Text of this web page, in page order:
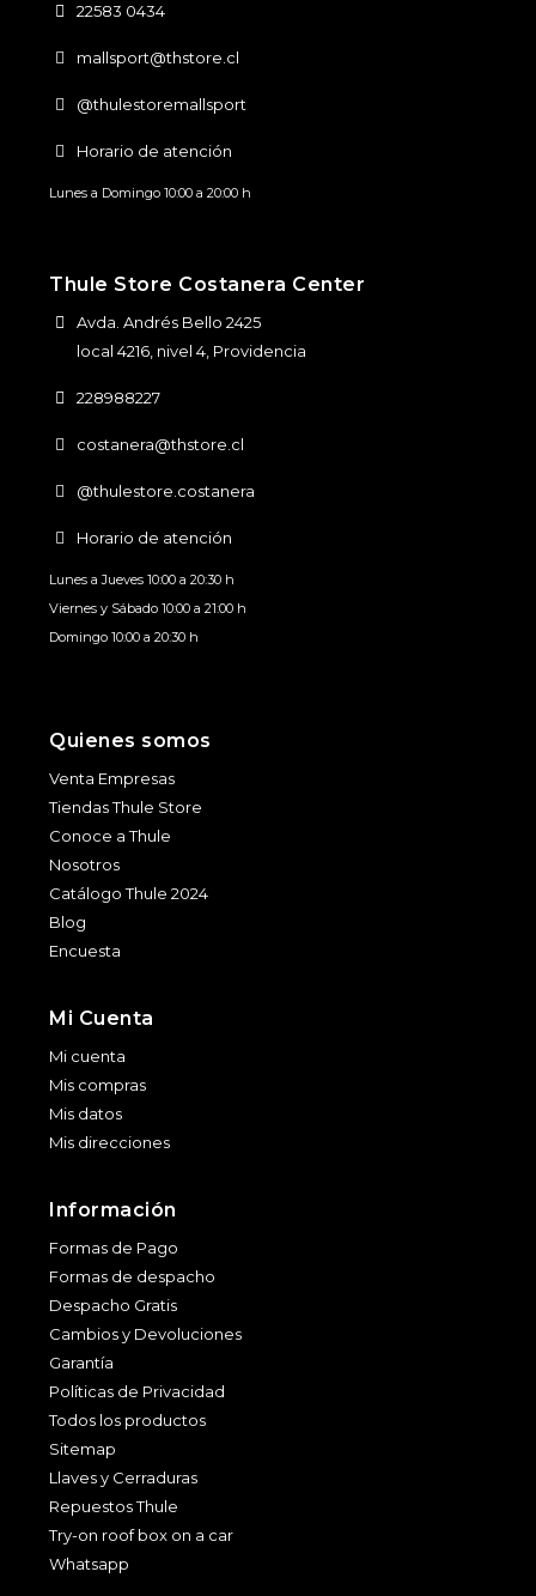
22583 0434
mallsport@thstore.cl
@thulestoremallsport
Horario de atención
Lunes a Domingo 10:00 a 20:00 h
Thule Store Costanera Center
Avda. Andrés Bello 2425
local 4216, nivel 4, Providencia
228988227
costanera@thstore.cl
@thulestore.costanera
Horario de atención
Lunes a Jueves 10:00 a 20:30 h
Viernes y Sábado 10:00 a 21:00 h
Domingo 10:00 a 20:30 h
Quienes somos
Venta Empresas
Tiendas Thule Store
Conoce a Thule
Nosotros
Catálogo Thule 2024
Blog
Encuesta
Mi Cuenta
Mi cuenta
Mis compras
Mis datos
Mis direcciones
Información
Formas de Pago
Formas de despacho
Despacho Gratis
Cambios y Devoluciones
Garantía
Políticas de Privacidad
Todos los productos
Sitemap
Llaves y Cerraduras
Repuestos Thule
Try-on roof box on a car
Whatsapp